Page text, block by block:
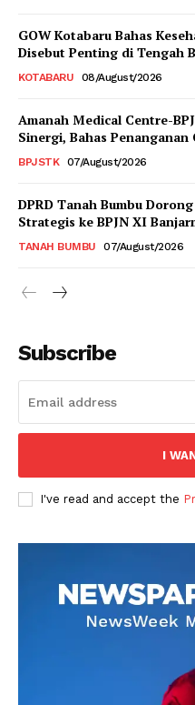
GOW Kotabaru Bahas
Disebut Penting di Tengah
KOTABARU 08/August/2026
Amanah Medical Centre-
Sinergi, Bahas Penanganan
BPJSTK 07/August/2026
DPRD Tanah Bumbu
Strategis ke BPJN XI
TANAH BUMBU 07/August/2026
Subscribe
I
I've read and accept the